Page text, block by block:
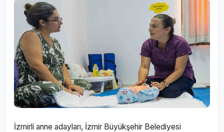
İzmirli anne adayları, İzmir Büyükşehir Belediyesi